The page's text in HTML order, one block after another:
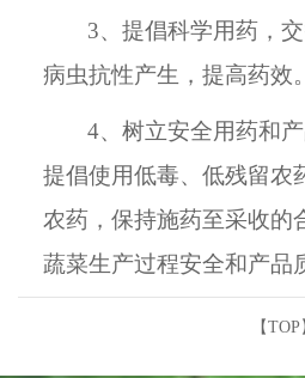
3、提倡科学用药，
病虫抗性产生，提高药效。
4、树立安全用药和
提倡使用低毒、低残留农
农药，保持施药至采收的
蔬菜生产过程安全和产品
【TOP